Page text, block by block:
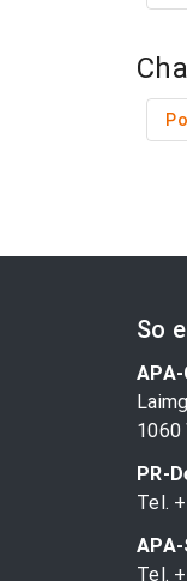
So
1060
PR-
Tel.
Tel.